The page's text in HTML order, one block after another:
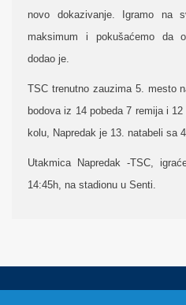
novo dokazivanje. Igramo na
maksimum i pokušaćemo da
dodao je.
TSC trenutno zauzima 5. mesto
bodova iz 14 pobeda 7 remija i
kolu, Napredak je 13. natabeli sa
Utakmica Napredak -TSC,
14:45h, na stadionu u Senti.